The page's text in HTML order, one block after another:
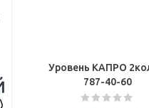
Уровень КАПРО
787-40-60